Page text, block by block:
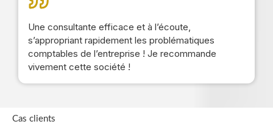
Une consultante efficace et à l’écoute,
s’appropriant rapidement les problématiques
comptables de l’entreprise ! Je recommande
vivement cette société !
Cas clients